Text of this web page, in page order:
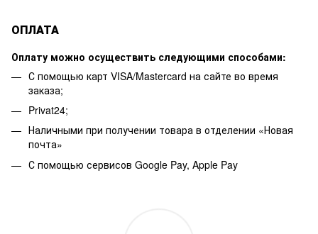
ОПЛАТА
Оплату можно осуществить следующими способами:
С помощью карт VISA/Mastercard на сайте во время
заказа;
Privat24;
Наличными при получении товара в отделении «Новая
почта»
С помощью сервисов Google Pay, Apple Pay